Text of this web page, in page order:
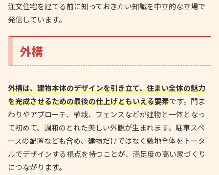
注文住宅を建てる前に知っておきたい知識を中立的な立場で
発信しています。
外構
外構は、建物本体のデザインを引き立て、住まい全体の魅力
を完成させるための最後の仕上げともいえる要素です。門ま
わりやアプローチ、植栽、フェンスなどが建物と一体となっ
て初めて、調和のとれた美しい外観が生まれます。駐車スペ
ースの配置なども含め、建物だけではなく敷地全体をトータ
ルでデザインする視点を持つことが、満足度の高い家づくり
につながります。